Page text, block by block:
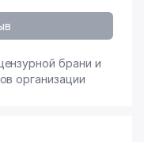
брани и
организации